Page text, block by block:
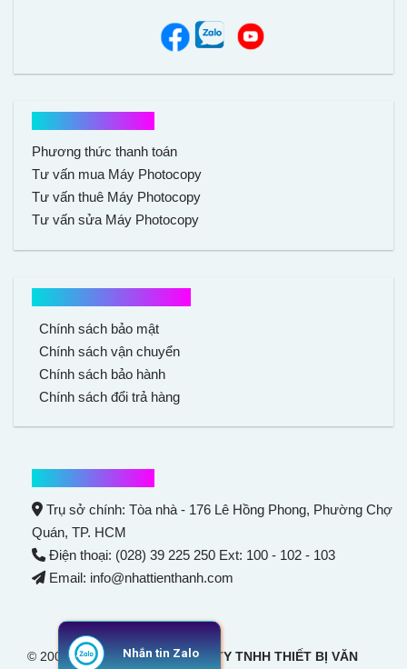
Phương thức thanh toán
Tư vấn mua Máy Photocopy
Tư vấn thuê Máy Photocopy
Tư vấn sửa Máy Photocopy
Chính sách bảo mật
Chính sách vận chuyển
Chính sách bảo hành
Chính sách đổi trả hàng
Trụ sở chính: Tòa nhà - 176 Lê Hồng Phong, Phường Chợ
Quán, TP. HCM
Điện thoại: (028) 39 225 250 Ext: 100 - 102 - 103
Email: info@nhattienthanh.com
© 2007 Bản quyền thuộc CÔNG TY TNHH THIẾT BỊ VĂN
Nhắn tin Zalo